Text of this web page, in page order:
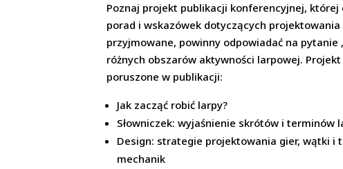
Poznaj projekt publikacji konferencyjnej,
porad i wskazówek dotyczących
przyjmowane, powinny odpowiadać na pytanie
różnych obszarów aktywności larpowej.
poruszone w publikacji:
Jak zacząć robić larpy?
Słowniczek: wyjaśnienie skrótów i terminów
Design: strategie projektowania gier, wątki i
mechanik